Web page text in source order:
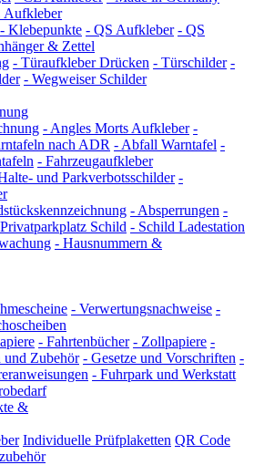
Aufkleber
- Klebepunkte - QS Aufkleber - QS
& Zettel
- Türaufkleber Drücken - Türschilder -
- Wegweiser Schilder
- Angles Morts Aufkleber -
nach ADR - Abfall Warntafel -
- Fahrzeugaufkleber
und Parkverbotsschilder -
- Absperrungen -
Privatparkplatz Schild - Schild Ladestation
- Hausnummern &
- Verwertungsnachweise -
- Fahrtenbücher - Zollpapiere -
und Zubehör - Gesetze und Vorschriften -
- Fuhrpark und Werkstatt
&
Individuelle Prüfplaketten QR Code